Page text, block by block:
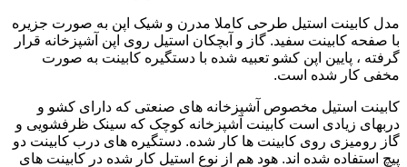
مدل کابینت استیل طرحی کاملا مدرن و شیک اپن به صورت جزیره
با صفحه کابینت سفید. گاز و آبچکان استیل روی اپن آشپزخانه قرار
گرفته ، پایین اپن کشو تعبیه شده با دستگیره کابینت به صورت
مخفی کار شده است.
کابینت استیل مخصوص آشپزخانه های صنعتی که دارای کشو و
دربهای زیادی است کابینت آشپزخانه کوچک که سینک ظرفشویی و
گاز رومیزی روی کابینت ها کار شده. دستگیره های درب کابینت دو
پیچ استفاده شده اند. هود هم از نوع استیل کار شده در کابینت های